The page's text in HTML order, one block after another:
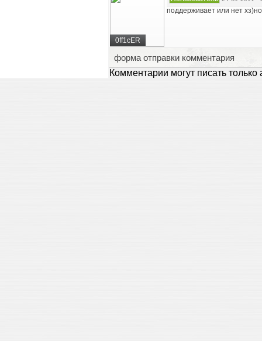
0ff1cER
поддерживает или нет
форма отправки комментария
Комментарии могут писать